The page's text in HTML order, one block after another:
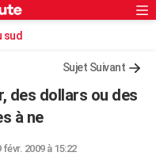
sud
Sujet Suivant
des dollars ou des
à ne
2009 à 15:22